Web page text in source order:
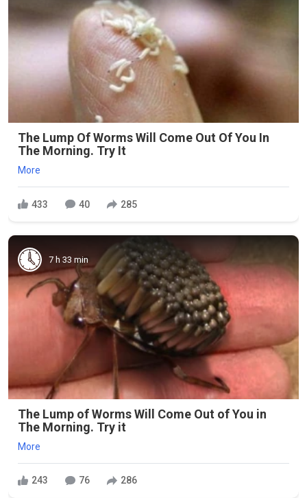
The Lump Of Worms Will Come Out Of You In
The Morning. Try It
More
433 40 285
7 h 33 min
The Lump of Worms Will Come Out of You in
The Morning. Try it
More
243 76 286